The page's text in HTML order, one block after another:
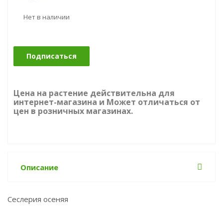
Нет в наличии
Подписаться
Цена на растение действительна для
интернет-магазина и Может отличаться от
цен в розничных магазинах.
Описание
Сеслерия осеняя